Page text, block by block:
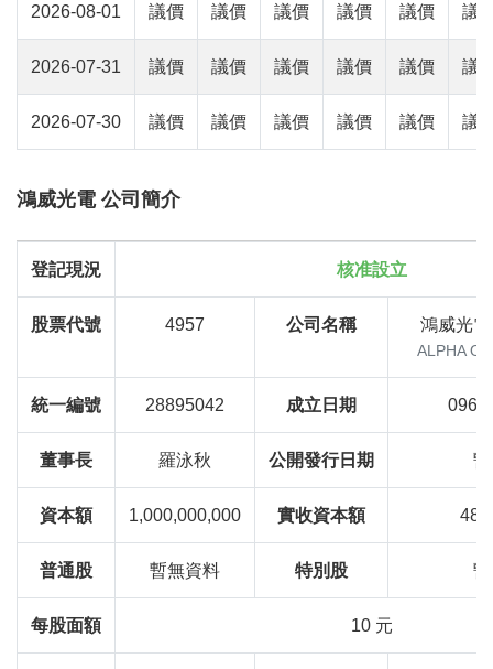
2026-08-01 議價 議價 議價 議價 議價 議
2026-07-31 議價 議價 議價 議價 議價 議
2026-07-30 議價 議價 議價 議價 議價 議
鴻威光電 公司簡介
登記現況 核准設立
股票代號 4957 公司名稱 鴻威光
ALPHA
統一編號 28895042 成立日期 096
董事長 羅泳秋 公開發行日期
資本額 1,000,000,000 實收資本額
普通股 暫無資料 特別股
每股面額 10 元